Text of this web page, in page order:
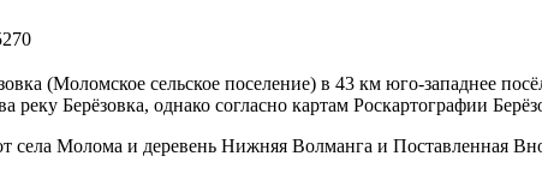
(Моломское сельское поселение) в 43 км юго-западнее
реку Берёзовка, однако согласно картам Роскартографии
села Молома и деревень Нижняя Волманга и Поставленная